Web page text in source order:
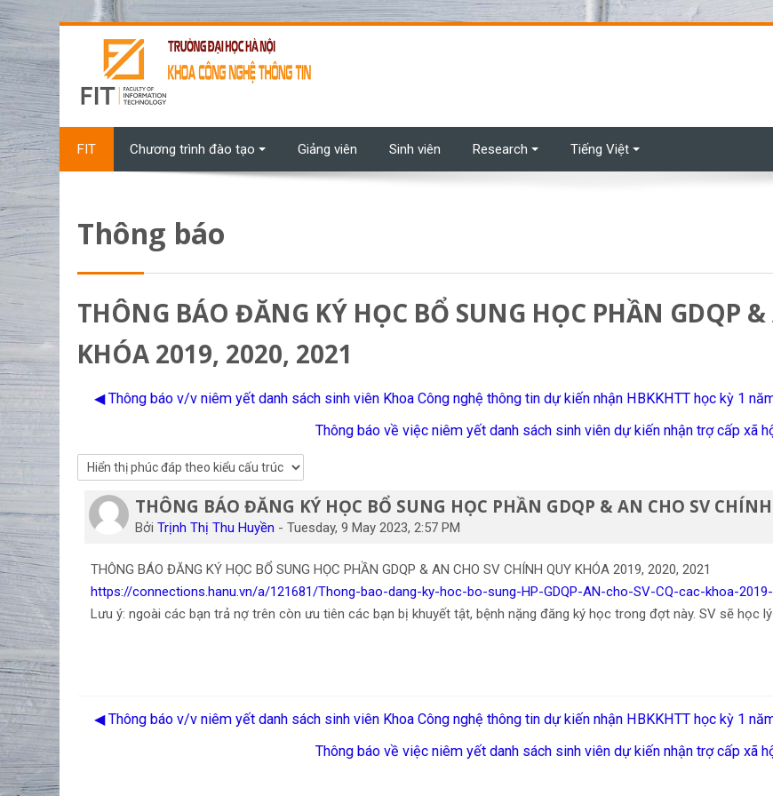
Chuyển tới nội dung chính
FIT Chương trình đào tạo Giảng viên Sinh viên Research Tiếng Việt
Thông báo
THÔNG BÁO ĐĂNG KÝ HỌC BỔ SUNG HỌC PHẦN GDQP
KHÓA 2019, 2020, 2021
◀︎ Thông báo v/v niêm yết danh sách sinh viên Khoa Công nghệ thông tin dự kiến nhận HBKKHTT học kỳ 1
Thông báo về việc niêm yết danh sách sinh viên dự kiến nhận trợ cấp xã
THÔNG BÁO ĐĂNG KÝ HỌC BỔ SUNG HỌC PHẦN GDQP & AN CHO SV
BởiTrịnh Thị Thu Huyền -Tuesday, 9 May 2023, 2:57 PM
Số lượng các câu trả lời: 0
THÔNG BÁO ĐĂNG KÝ HỌC BỔ SUNG HỌC PHẦN GDQP & AN CHO SV CHÍNH QUY KHÓA 2019, 2020, 2021
https://connections.hanu.vn/a/121681/Thong-bao-dang-ky-hoc-bo-sung-HP-GDQP-AN-cho-SV-CQ-cac-khoa-
Lưu ý: ngoài các bạn trả nợ trên còn ưu tiên các bạn bị khuyết tật, bệnh nặng đăng ký học trong đợt này. SV sẽ học
◀︎ Thông báo v/v niêm yết danh sách sinh viên Khoa Công nghệ thông tin dự kiến nhận HBKKHTT học kỳ 1
Thông báo về việc niêm yết danh sách sinh viên dự kiến nhận trợ cấp xã